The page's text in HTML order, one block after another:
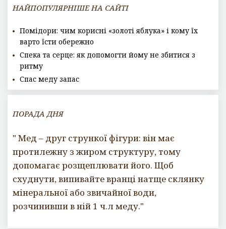
НАЙПОПУЛЯРНІШЕ НА САЙТІ
Помідори: чим корисні «золоті яблука» і кому їх
варто їсти обережно
Спека та серце: як допомогти йому не збитися з
ритму
Спас меду запас
ПОРАДА ДНЯ
" Мед – друг стрункої фігури: він має
протилежну з жиром структуру, тому
допомагає розщеплювати його. Щоб
схуднути, випивайте вранці натще склянку
мінеральної або звичайної води,
розчинивши в ній 1 ч.л меду."